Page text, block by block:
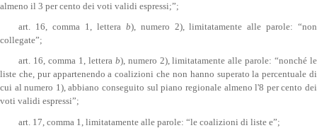
almeno il 3 per cento dei voti validi espressi;”;
art. 16, comma 1, lettera b), numero 2), limitatamente alle parole: “non
collegate”;
art. 16, comma 1, lettera b), numero 2), limitatamente alle parole: “nonché le
liste che, pur appartenendo a coalizioni che non hanno superato la percentuale di
cui al numero 1), abbiano conseguito sul piano regionale almeno l'8 per cento dei
voti validi espressi”;
art. 17, comma 1, limitatamente alle parole: “le coalizioni di liste e”;